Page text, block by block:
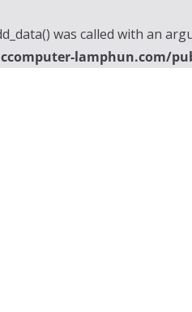
was called with an
lamphun.com/